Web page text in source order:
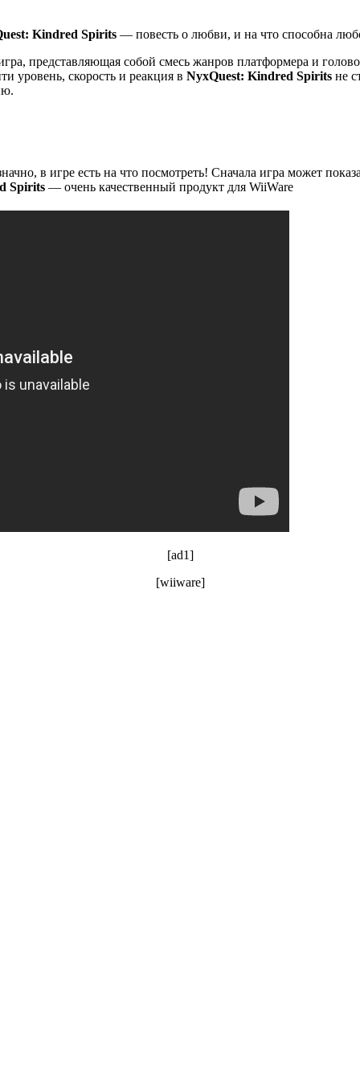
Kindred Spirits— повесть о любви, и на что способна
представляющая собой смесь жанров платформера и
уровень, скорость и реакция в NyxQuest: Kindred Spirits не
в игре есть на что посмотреть! Сначала игра может
Spirits — очень качественный продукт для WiiWare
[ad1]
[wiiware]